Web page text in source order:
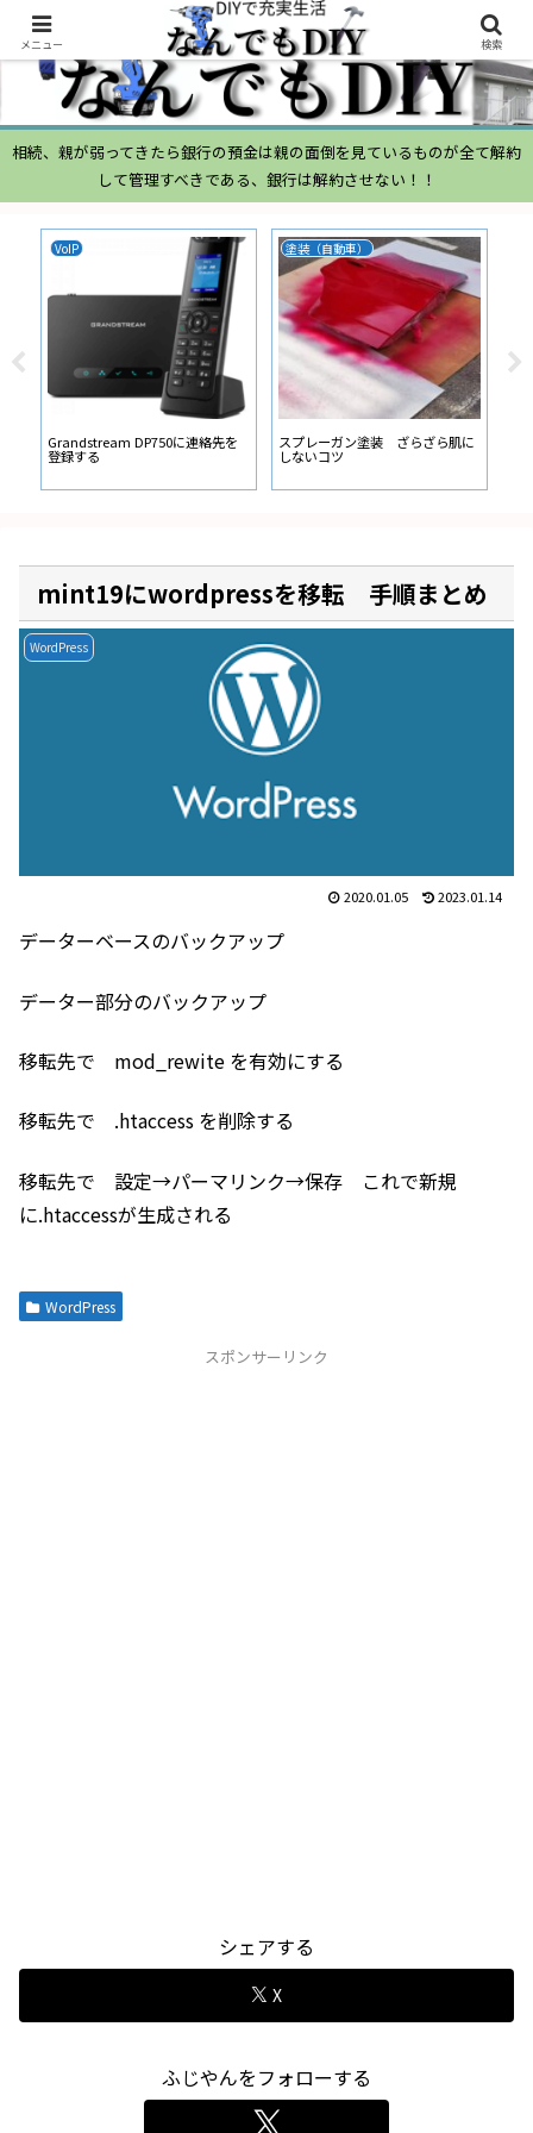
相続、親が弱ってきたら銀行の預金は親の面倒を見ているものが全て解約
して管理すべきである、銀行は解約させない！！
VoIP
Grandstream DP750に連絡先を
登録する
塗装（自動車）
スプレーガン塗装 ざらざら肌に
しないコツ
ム
mint19にwordpressを移転 手順まとめ
WordPress
2020.01.05 2023.01.14
データーベースのバックアップ
データー部分のバックアップ
移転先で mod_rewite を有効にする
移転先で .htaccess を削除する
移転先で 設定→パーマリンク→保存 これで新規
に.htaccessが生成される
WordPress
スポンサーリンク
シェアする
X
ふじやんをフォローする
メニュー 検索